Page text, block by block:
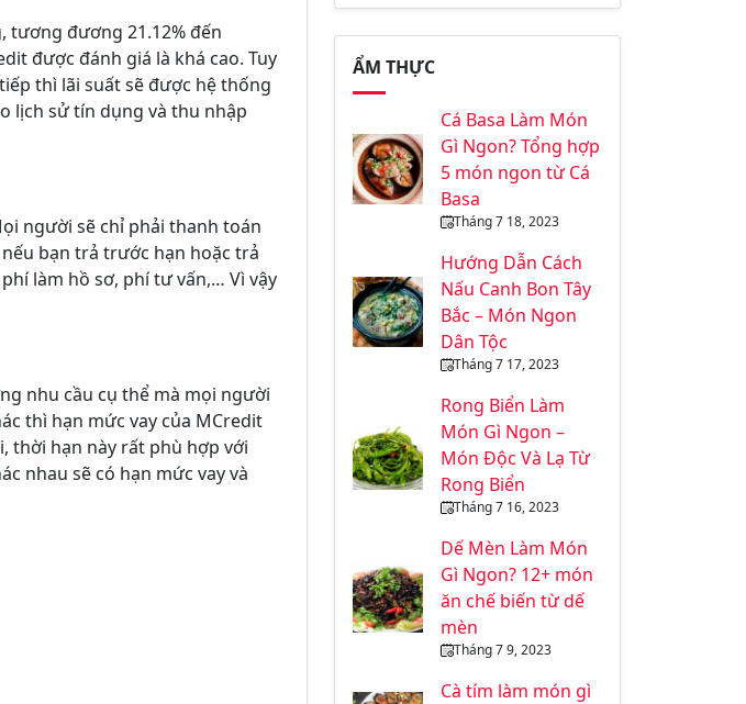
tương đương 21.12% đến
được đánh giá là khá cao. Tuy
thì lãi suất sẽ được hệ thống
lịch sử tín dụng và thu nhập
người sẽ chỉ phải thanh toán
bạn trả trước hạn hoặc trả
làm hồ sơ, phí tư vấn,… Vì vậy
nhu cầu cụ thể mà mọi người
thì hạn mức vay của MCredit
thời hạn này rất phù hợp với
nhau sẽ có hạn mức vay và
ẨM THỰC
Cá Basa Làm Món
Gì Ngon? Tổng hợp
5 món ngon từ Cá
Basa
Tháng 7 18, 2023
Hướng Dẫn Cách
Nấu Canh Bon Tây
Bắc – Món Ngon
Dân Tộc
Tháng 7 17, 2023
Rong Biển Làm
Món Gì Ngon –
Món Độc Và Lạ Từ
Rong Biển
Tháng 7 16, 2023
Dế Mèn Làm Món
Gì Ngon? 12+ món
ăn chế biến từ dế
mèn
Tháng 7 9, 2023
Cà tím làm món gì